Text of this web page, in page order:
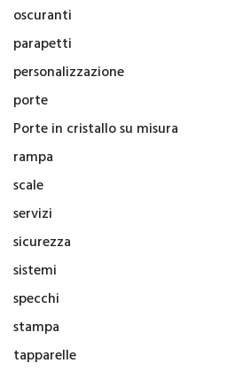
oscuranti
parapetti
personalizzazione
porte
Porte in cristallo su misura
rampa
scale
servizi
sicurezza
sistemi
specchi
stampa
tapparelle